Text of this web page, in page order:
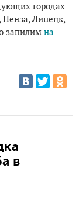
городах:
Пенза, Липецк,
запилим на
в